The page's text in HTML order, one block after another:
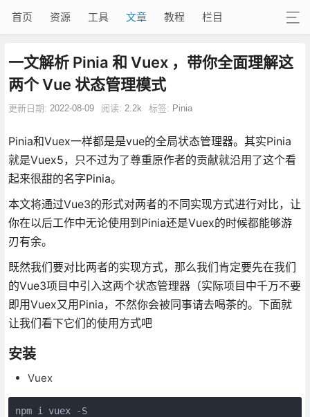
首页 资源 工具 文章 教程 栏目
一文解析 Pinia 和 Vuex ，带你全面理解这
两个 Vue 状态管理模式
更新日期: 2022-08-09 阅读: 2.2k 标签: Pinia
Pinia和Vuex一样都是是vue的全局状态管理器。其实Pinia
就是Vuex5，只不过为了尊重原作者的贡献就沿用了这个看
起来很甜的名字Pinia。
本文将通过Vue3的形式对两者的不同实现方式进行对比，让
你在以后工作中无论使用到Pinia还是Vuex的时候都能够游
刃有余。
既然我们要对比两者的实现方式，那么我们肯定要先在我们
的Vue3项目中引入这两个状态管理器（实际项目中千万不要
即用Vuex又用Pinia，不然你会被同事请去喝茶的。下面就
让我们看下它们的使用方式吧
安装
Vuex
npm i vuex -S